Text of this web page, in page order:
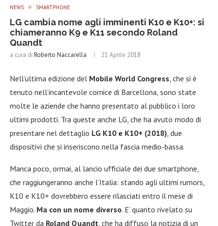
NEWS SMARTPHONE
LG cambia nome agli imminenti K10 e K10+: si
chiameranno K9 e K11 secondo Roland
Quandt
a cura di Roberto Naccarella 21 Aprile 2018
Nell’ultima edizione del Mobile World Congress , che si è
tenuto nell’incantevole cornice di Barcellona, sono state
molte le aziende che hanno presentato al pubblico i loro
ultimi prodotti. Tra queste anche LG, che ha avuto modo di
presentare nel dettaglio LG K10 e K10+ (2018) , due
dispositivi che si inseriscono nella fascia medio-bassa.
Manca poco, ormai, al lancio ufficiale dei due smartphone,
che raggiungeranno anche l’Italia: stando agli ultimi rumors,
K10 e K10+ dovrebbero essere rilasciati entro il mese di
Maggio. Ma con un nome diverso. E’ quanto rivelato su
Twitter da Roland Quandt , che ha diffuso la notizia di un